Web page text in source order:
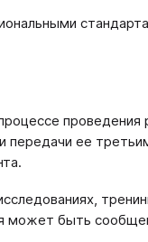
передачи ее
может быть